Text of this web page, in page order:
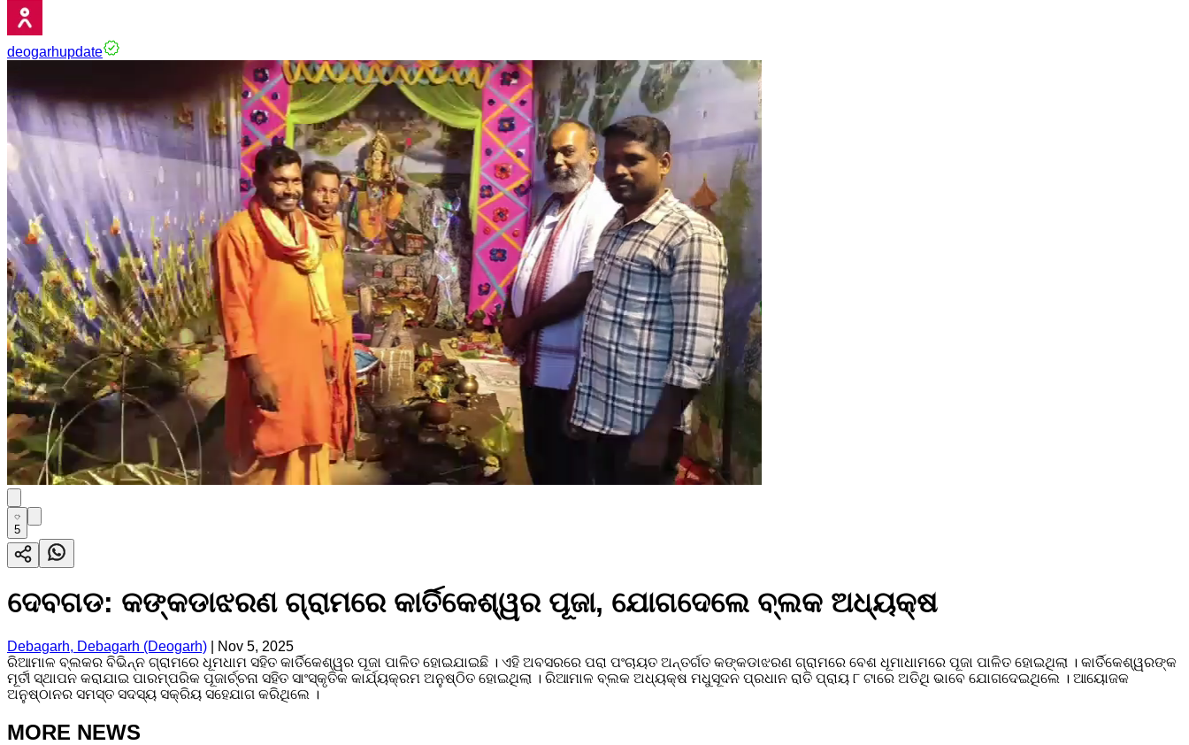
deogarhupdate
5
ଦେବଗଡ: କଙ୍କଡାଝରଣ ଗ୍ରାମରେ କାର୍ତିକେଶ୍ୱର ପୂଜା, ଯୋଗଦେଲେ ବ୍ଲକ ଅଧ୍ୟକ୍ଷ
Debagarh, Debagarh (Deogarh)
Nov 5, 2025
ରିଆମାଳ ବ୍ଲକର ବିଭିନ୍ନ ଗ୍ରାମରେ ଧୂମଧାମ ସହିତ କାର୍ତିକେଶ୍ୱର ପୂଜା ପାଳିତ ହୋଇଯାଇଛି । ଏହି ଅବସରରେ ପରା ପଂଚାୟତ ଅନ୍ତର୍ଗତ କଙ୍କଡାଝରଣ ଗ୍ରାମରେ ବେଶ ଧୂମାଧାମରେ ପୂଜା ପାଳିତ ହୋଇଥିଲା । କାର୍ତିକେଶ୍ୱରଙ୍କ
ମୂର୍ତୀ ସ୍ଥାପନ କରାଯାଇ ପାରମ୍ପରିକ ପୂଜାର୍ଚ୍ଚନା ସହିତ ସାଂସ୍କୃତିକ କାର୍ଯ୍ୟକ୍ରମ ଅନୁଷ୍ଠିତ ହୋଇଥିଲା । ରିଆମାଳ ବ୍ଲକ ଅଧ୍ୟକ୍ଷ ମଧୁସୂଦନ ପ୍ରଧାନ ରାତି ପ୍ରାୟ ୮ ଟାରେ ଅତିଥି ଭାବେ ଯୋଗଦେଇଥିଲେ । ଆୟୋଜକ
ଅନୁଷ୍ଠାନର ସମସ୍ତ ସଦସ୍ୟ ସକ୍ରିୟ ସହେଯାଗ କରିଥିଲେ ।
MORE NEWS